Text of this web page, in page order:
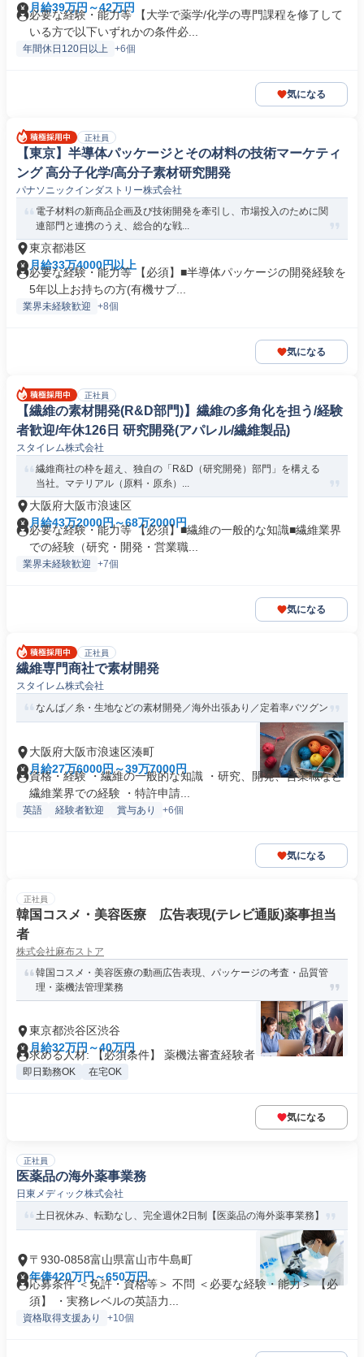
月給39万円～42万円
必要な経験・能力等 【大学で薬学/化学の専門課程を修了して
いる方で以下いずれかの条件必...
年間休日120日以上 +6個
気になる
正社員
【東京】半導体パッケージとその材料の技術マーケティ
ング 高分子化学/高分子素材研究開発
パナソニックインダストリー株式会社
電子材料の新商品企画及び技術開発を牽引し、市場投入のために関
連部門と連携のうえ、総合的な戦...
東京都港区
月給33万4000円以上
必要な経験・能力等 【必須】■半導体パッケージの開発経験を
5年以上お持ちの方(有機サブ...
業界未経験歓迎 +8個
気になる
正社員
【繊維の素材開発(R&D部門)】繊維の多角化を担う/経験
者歓迎/年休126日 研究開発(アパレル/繊維製品)
スタイレム株式会社
繊維商社の枠を超え、独自の「R&D（研究開発）部門」を構える
当社。マテリアル（原料・原糸）...
大阪府大阪市浪速区
月給43万2000円～68万2000円
必要な経験・能力等 【必須】■繊維の一般的な知識■繊維業界
での経験（研究・開発・営業職...
業界未経験歓迎 +7個
気になる
正社員
繊維専門商社で素材開発
スタイレム株式会社
なんば／糸・生地などの素材開発／海外出張あり／定着率バツグン
大阪府大阪市浪速区湊町
月給27万6000円～39万7000円
資格・経験 ・繊維の一般的な知識 ・研究、開発、営業職など
繊維業界での経験 ・特許申請...
英語 経験者歓迎 賞与あり +6個
気になる
正社員
韓国コスメ・美容医療 広告表現(テレビ通販)薬事担当
者
株式会社麻布ストア
韓国コスメ・美容医療の動画広告表現、パッケージの考査・品質管
理・薬機法管理業務
東京都渋谷区渋谷
月給32万円～40万円
求める人材: 【必須条件】 薬機法審査経験者
即日勤務OK 在宅OK
気になる
正社員
医薬品の海外薬事業務
日東メディック株式会社
土日祝休み、転勤なし、完全週休2日制【医薬品の海外薬事業務】
〒930-0858富山県富山市牛島町
年俸420万円～650万円
応募条件 ＜免許・資格等＞ 不問 ＜必要な経験・能力＞ 【必
須】 ・実務レベルの英語力...
資格取得支援あり +10個